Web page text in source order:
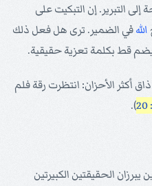
التبرير. إن التبكيت على
اللهفي الضمير. ترى هل فعل ذلك
قط بكلمة تعزية حقيقية.
أكثر الأحزان: انتظرت رقة فلم
).
الحقيقتين الكبيرتين